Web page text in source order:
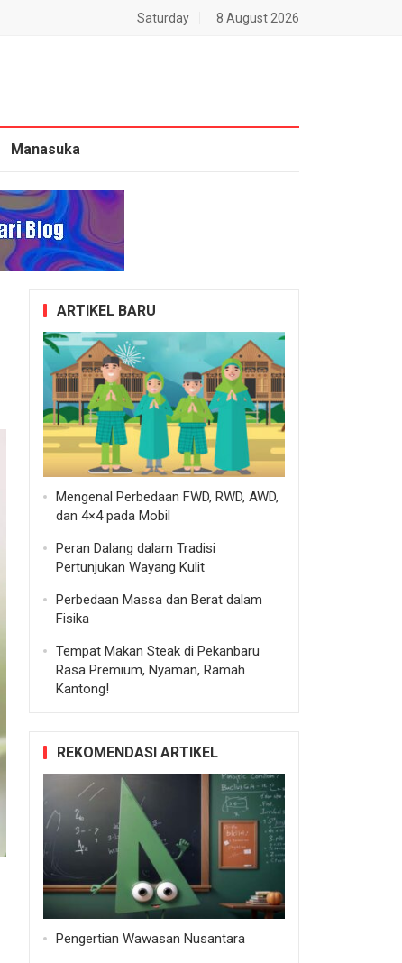
Saturday 8 August 2026
Manasuka
ARTIKEL BARU
Mengenal Perbedaan FWD, RWD, AWD,
dan 4×4 pada Mobil
Peran Dalang dalam Tradisi
Pertunjukan Wayang Kulit
Perbedaan Massa dan Berat dalam
Fisika
Tempat Makan Steak di Pekanbaru
Rasa Premium, Nyaman, Ramah
Kantong!
REKOMENDASI ARTIKEL
Pengertian Wawasan Nusantara